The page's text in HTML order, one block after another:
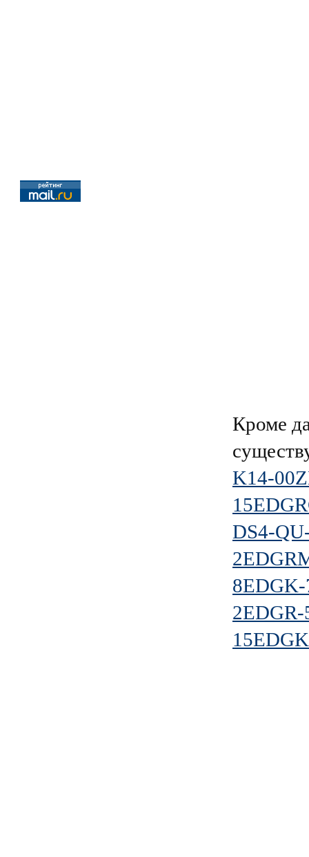
Кроме
K14-
DS4-